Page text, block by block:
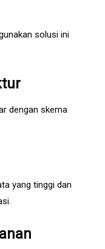
solusi ini
dengan skema
yang tinggi dan